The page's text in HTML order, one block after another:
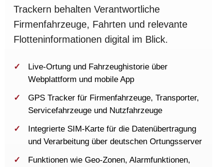
Trackern behalten Verantwortliche
Firmenfahrzeuge, Fahrten und relevante
Flotteninformationen digital im Blick.
Live-Ortung und Fahrzeughistorie über
Webplattform und mobile App
GPS Tracker für Firmenfahrzeuge, Transporter,
Servicefahrzeuge und Nutzfahrzeuge
Integrierte SIM-Karte für die Datenübertragung
und Verarbeitung über deutschen Ortungsserver
Funktionen wie Geo-Zonen, Alarmfunktionen,